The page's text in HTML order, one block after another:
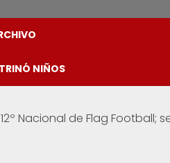
NIÑOS
Nacional de Flag Football;